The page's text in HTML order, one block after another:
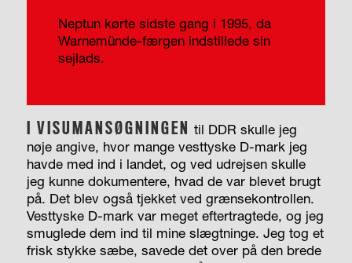
Neptun kørte sidste gang i 1995, da
Warnemünde-færgen indstillede sin
sejlads.
I VISUMANSØGNINGEN til DDR skulle jeg
nøje angive, hvor mange vesttyske D-mark jeg
havde med ind i landet, og ved udrejsen skulle
jeg kunne dokumentere, hvad de var blevet brugt
på. Det blev også tjekket ved grænsekontrollen.
Vesttyske D-mark var meget eftertragtede, og jeg
smuglede dem ind til mine slægtninge. Jeg tog et
frisk stykke sæbe, savede det over på den brede